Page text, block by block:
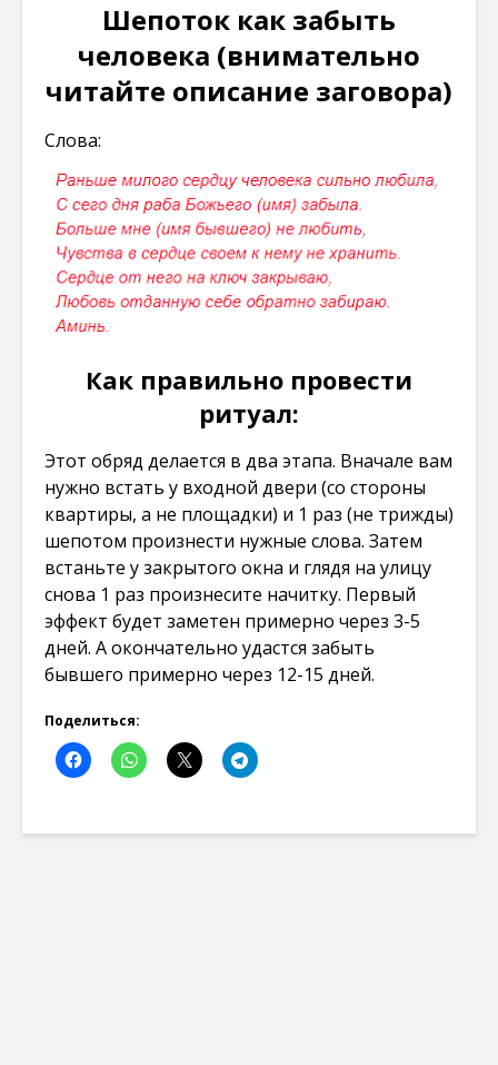
Шепоток как забыть
человека (внимательно
читайте описание заговора)
Слова:
Как правильно провести
ритуал:
Этот обряд делается в два этапа. Вначале вам
нужно встать у входной двери (со стороны
квартиры, а не площадки) и 1 раз (не трижды)
шепотом произнести нужные слова. Затем
встаньте у закрытого окна и глядя на улицу
снова 1 раз произнесите начитку. Первый
эффект будет заметен примерно через 3-5
дней. А окончательно удастся забыть
бывшего примерно через 12-15 дней.
Поделиться: